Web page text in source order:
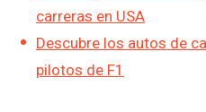
carreras en USA
Descubre los autos de
pilotos de F1